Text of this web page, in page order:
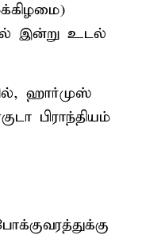
இன்று உடல்
ஹார்முஸ்
பிராந்தியம்